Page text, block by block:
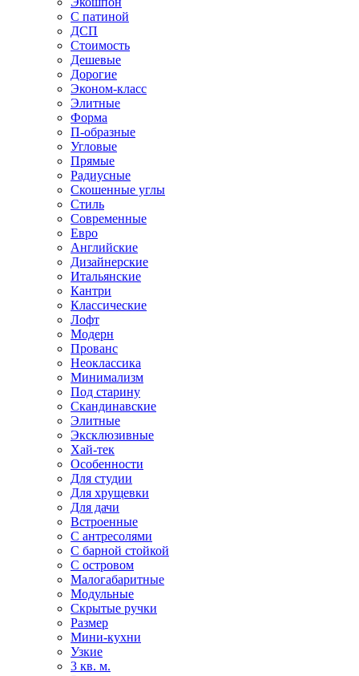
С патиной
ДСП
Стоимость
Дешевые
Дорогие
Эконом-класс
Элитные
Форма
П-образные
Угловые
Прямые
Радиусные
Скошенные углы
Стиль
Современные
Евро
Английские
Дизайнерские
Итальянские
Кантри
Классические
Лофт
Модерн
Прованс
Неоклассика
Минимализм
Под старину
Скандинавские
Элитные
Эксклюзивные
Хай-тек
Особенности
Для студии
Для хрущевки
Для дачи
Встроенные
С антресолями
С барной стойкой
С островом
Малогабаритные
Модульные
Скрытые ручки
Размер
Мини-кухни
Узкие
3 кв. м.